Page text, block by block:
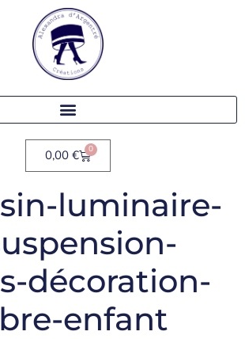
0,00 € 0
luminaire-
décoration-
enfant